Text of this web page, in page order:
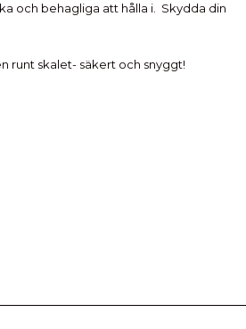
och behagliga att hålla i. Skydda din
runt skalet- säkert och snyggt!